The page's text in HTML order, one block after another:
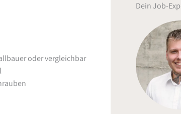
oder vergleichbar
Dein Job-